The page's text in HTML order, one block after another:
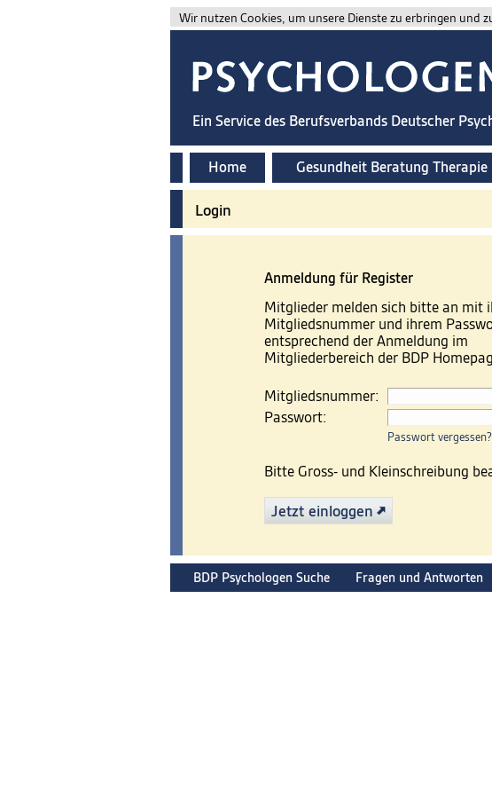
Wir nutzen Cookies, um unsere Dienste zu erbringen und
Ein Service des Berufsverbands Deutscher
Home Gesundheit Beratung Therapie
Login
Anmeldung für Register
Mitglieder melden sich bitte an mit
Mitgliedsnummer und ihrem
entsprechend der Anmeldung im
Mitgliederbereich der BDP
Mitgliedsnummer:
Passwort:
Passwort vergessen?
Bitte Gross- und Kleinschreibung
Jetzt einloggen
BDP Psychologen Suche Fragen und Antworten